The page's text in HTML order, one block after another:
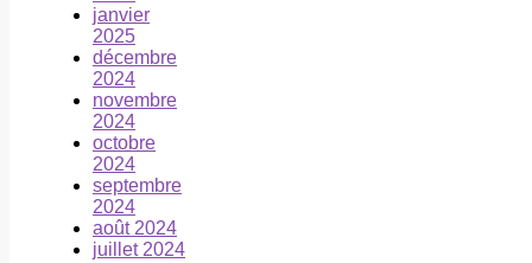
janvier
2025
décembre
2024
novembre
2024
octobre
2024
septembre
2024
août 2024
juillet 2024